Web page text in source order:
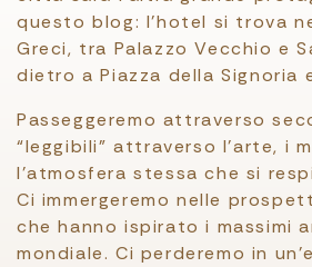
questo blog: l’hotel si trova
Greci, tra Palazzo Vecchio e
dietro a Piazza della Signoria
Passeggeremo attraverso
“leggibili” attraverso l’arte, i
l’atmosfera stessa che si
Ci immergeremo nelle
che hanno ispirato i massimi
mondiale. Ci perderemo in